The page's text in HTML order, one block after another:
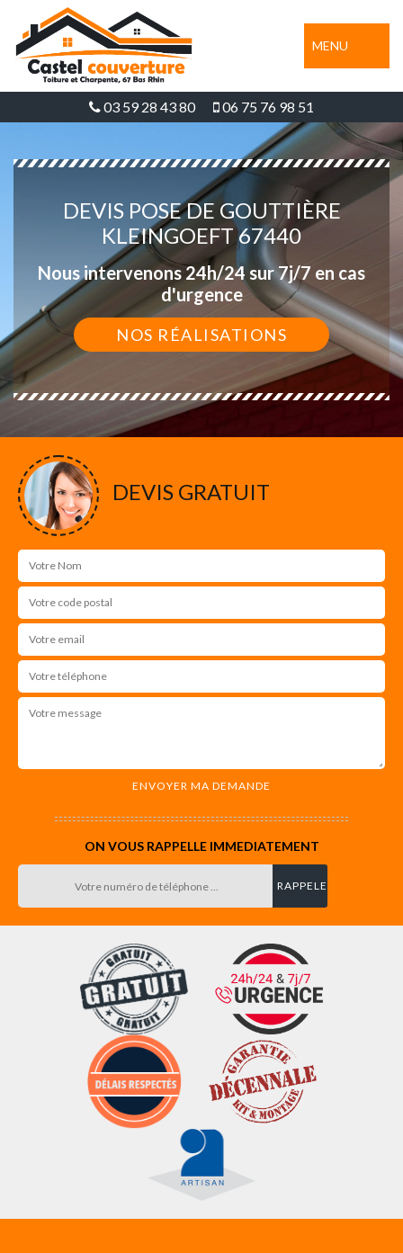
MENU
03 59 28 43 80 06 75 76 98 51
DEVIS POSE DE GOUTTIÈRE
KLEINGOEFT 67440
Nous intervenons 24h/24 sur 7j/7 en cas
d'urgence
NOS RÉALISATIONS
DEVIS GRATUIT
ON VOUS RAPPELLE IMMEDIATEMENT